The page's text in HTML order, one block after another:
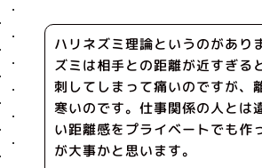
ハリネズミ理論というのがあり
ズミは相手との距離が近すぎる
刺してしまって痛いのですが、
寒いのです。仕事関係の人とは
い距離感をプライベートでも作
が大事かと思います。